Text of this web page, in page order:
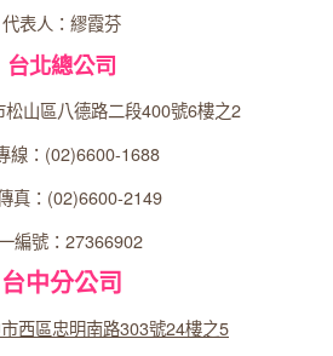
代表人：繆霞芬
台北總公司
松山區八德路二段400號6樓之2
線：(02)6600-1688
真：(02)6600-2149
編號：27366902
台中分公司
西區忠明南路303號24樓之5